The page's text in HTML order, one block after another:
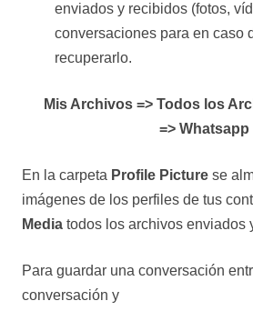
enviados y recibidos (fotos,
conversaciones para en caso
recuperarlo.
Mis Archivos => Todos los
=> Whatsapp
En la carpeta Profile Picture se
imágenes de los perfiles de tus
Media todos los archivos enviados
Para guardar una conversación
conversación y